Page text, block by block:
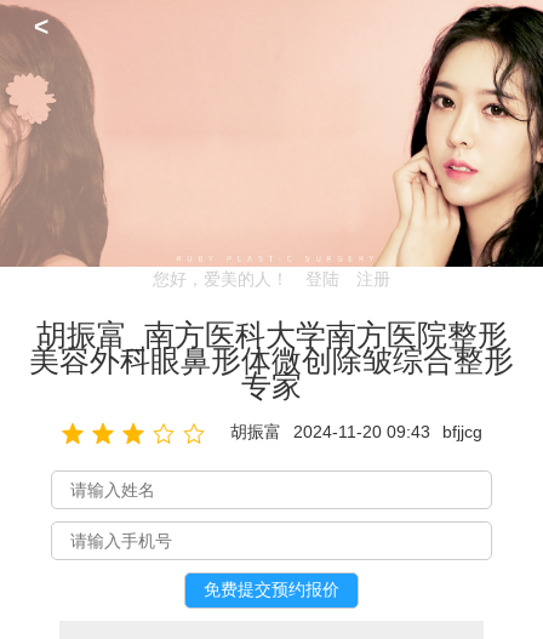
<
您好，爱美的人！ 登陆 注册
胡振富_南方医科大学南方医院整形
美容外科眼鼻形体微创除皱综合整形
专家
胡振富 2024-11-20 09:43 bfjjcg